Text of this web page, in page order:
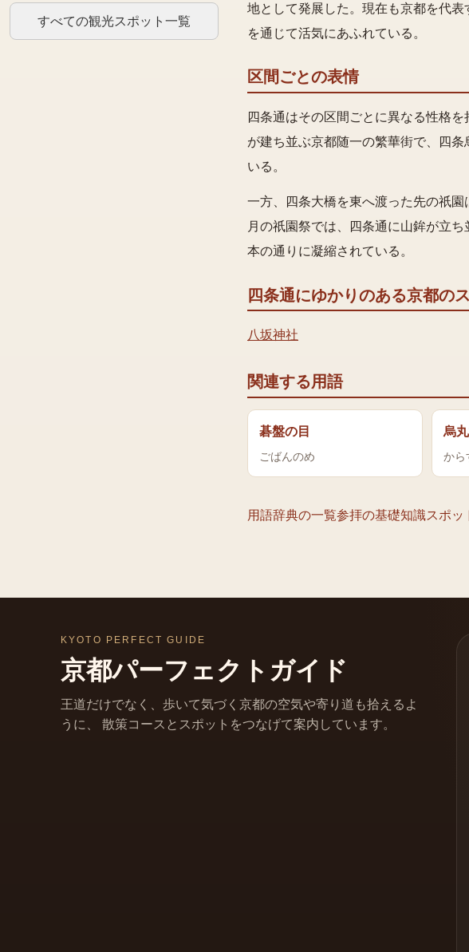
すべての観光スポット一覧
地として発展した。現在も京都を代
を通じて活気にあふれている。
区間ごとの表情
四条通はその区間ごとに異なる性格
が建ち並ぶ京都随一の繁華街で、四
いる。
一方、四条大橋を東へ渡った先の祇
月の祇園祭では、四条通に山鉾が立
本の通りに凝縮されている。
四条通にゆかりのある京都の
八坂神社
関連する用語
碁盤の目
ごばんのめ
烏
から
用語辞典の一覧参拝の基礎知識スポッ
KYOTO PERFECT GUIDE
京都パーフェクトガイド
王道だけでなく、歩いて気づく京都の空気や寄り道も拾えるよ
うに、 散策コースとスポットをつなげて案内しています。